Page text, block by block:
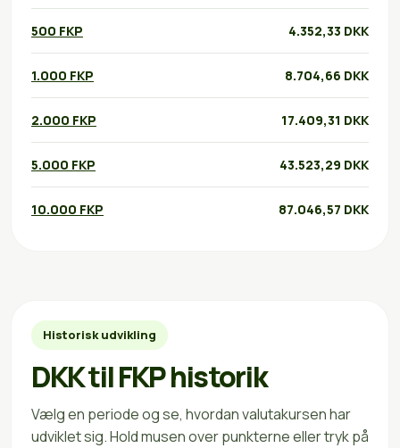
500 FKP 4.352,33 DKK
1.000 FKP 8.704,66 DKK
2.000 FKP 17.409,31 DKK
5.000 FKP 43.523,29 DKK
10.000 FKP 87.046,57 DKK
Historisk udvikling
DKK til FKP historik
Vælg en periode og se, hvordan valutakursen har
udviklet sig. Hold musen over punkterne eller tryk på